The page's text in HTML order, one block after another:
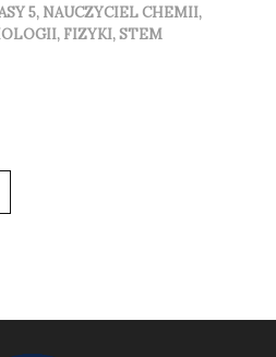
5, NAUCZYCIEL CHEMII,
FIZYKI, STEM